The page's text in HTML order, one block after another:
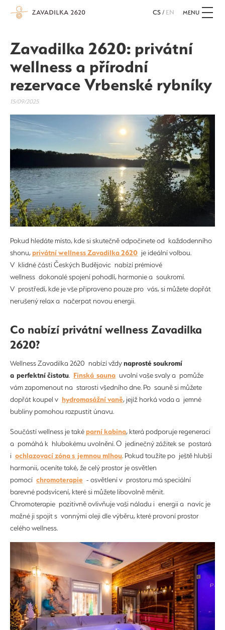
CS/ EN MENU
Zavadilka 2620: privátní
wellness a přírodní
rezervace Vrbenské rybníky
15/09/2025
Pokud hledáte místo, kde si skutečně odpočinete od každodenního
shonu,privátní wellness Zavadilka 2620 je ideální volbou.
V klidné části Českých Budějovic nabízí prémiové
wellness dokonalé spojení pohodlí, harmonie a soukromí.
V prostředí, kde je vše připraveno pouze pro vás, si můžete dopřát
nerušený relax a načerpat novou energii.
Co nabízí privátní wellness Zavadilka
2620?
Wellness Zavadilka 2620 nabízí vždynaprosté soukromí
a perfektní čistotu. Finská sauna uvolní vaše svaly a pomůže
vám zapomenout na starosti všedního dne. Po sauně si můžete
dopřát koupel v hydromasážní vaně, jejíž horká voda a jemné
bubliny pomohou rozpustit únavu.
Součástí wellness je taképarní kabina, která podporuje regeneraci
a pomáhá k hlubokému uvolnění. O jedinečný zážitek se postará
i ochlazovací zóna s jemnou mlhou. Pokud toužíte po ještě hlubší
harmonii, oceníte také, že celý prostor je osvětlen
pomocí chromoterapie - osvětlení v prostoru má speciální
barevné podsvícení, které si můžete libovolně měnit.
Chromoterapie pozitivně ovlivňuje vaši náladu i energii a navíc je
možné ji spojit s vonnými oleji dle výběru, které provoní prostor
celého wellness.